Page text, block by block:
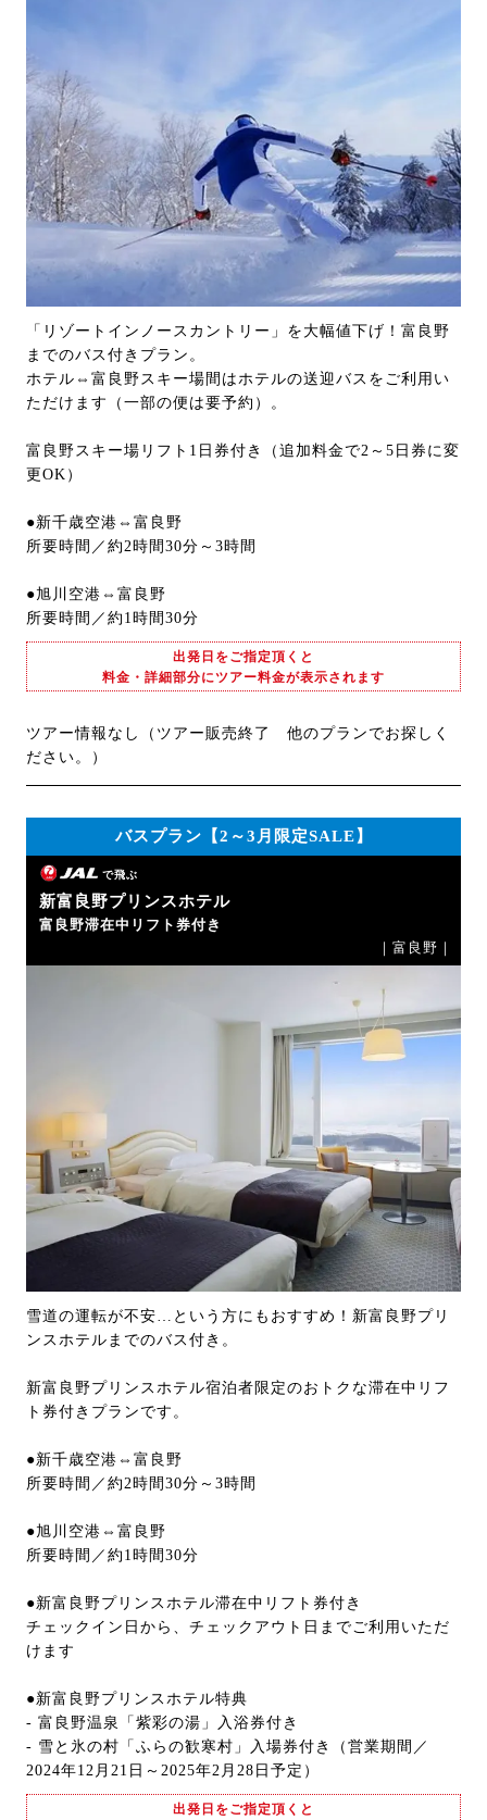
「リゾートインノースカントリー」を大幅値下げ！富良野
までのバス付きプラン。
ホテル⇔富良野スキー場間はホテルの送迎バスをご利用い
ただけます（一部の便は要予約）。
富良野スキー場リフト1日券付き（追加料金で2～5日券に変
更OK）
●新千歳空港⇔富良野
所要時間／約2時間30分～3時間
●旭川空港⇔富良野
所要時間／約1時間30分
出発日をご指定頂くと
料金・詳細部分にツアー料金が表示されます
ツアー情報なし（ツアー販売終了 他のプランでお探しく
ださい。）
バスプラン【2～3月限定SALE】
で飛ぶ
新富良野プリンスホテル
富良野滞在中リフト券付き
｜富良野｜
雪道の運転が不安…という方にもおすすめ！新富良野プリ
ンスホテルまでのバス付き。
新富良野プリンスホテル宿泊者限定のおトクな滞在中リフ
ト券付きプランです。
●新千歳空港⇔富良野
所要時間／約2時間30分～3時間
●旭川空港⇔富良野
所要時間／約1時間30分
●新富良野プリンスホテル滞在中リフト券付き
チェックイン日から、チェックアウト日までご利用いただ
けます
●新富良野プリンスホテル特典
- 富良野温泉「紫彩の湯」入浴券付き
- 雪と氷の村「ふらの歓寒村」入場券付き（営業期間／
2024年12月21日～2025年2月28日予定）
出発日をご指定頂くと